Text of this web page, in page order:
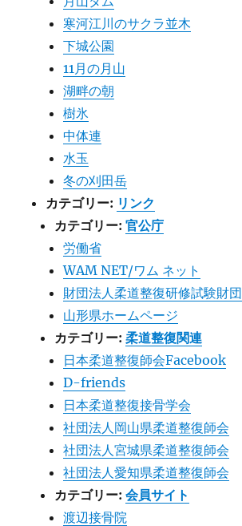
寒河江川のサクラ並木
下城公園
11月の月山
湖畔の朝
樹氷
中体連
水玉
冬の刈田岳
カテゴリー: リンク
カテゴリー:官公庁
労働省
WAM NET/ワム ネット
財団法人柔道整復研修試験財団
山形県ホームページ
カテゴリー:柔道整復関連
日本柔道整復師会Facebook
D-friends
日本柔道整復接骨学会
社団法人岡山県柔道整復師会
社団法人宮城県柔道整復師会
社団法人愛知県柔道整復師会
カテゴリー:会員サイト
渡辺接骨院